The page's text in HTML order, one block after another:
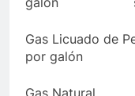
Gas Licuado de
por galón